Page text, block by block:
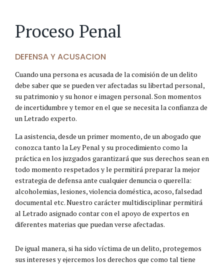
Proceso Penal
DEFENSA Y ACUSACION
Cuando una persona es acusada de la comisión de un delito
debe saber que se pueden ver afectadas su libertad personal,
su patrimonio y su honor e imagen personal. Son momentos
de incertidumbre y temor en el que se necesita la confianza de
un Letrado experto.
La asistencia, desde un primer momento, de un abogado que
conozca tanto la Ley Penal y su procedimiento como la
práctica en los juzgados garantizará que sus derechos sean en
todo momento respetados y le permitirá preparar la mejor
estrategia de defensa ante cualquier denuncia o querella:
alcoholemias, lesiones, violencia doméstica, acoso, falsedad
documental etc. Nuestro carácter multidisciplinar permitirá
al Letrado asignado contar con el apoyo de expertos en
diferentes materias que puedan verse afectadas.
De igual manera, si ha sido víctima de un delito, protegemos
sus intereses y ejercemos los derechos que como tal tiene